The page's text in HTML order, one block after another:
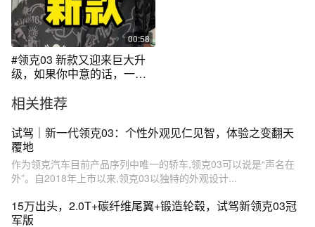
00:58
#领克03 新款又迎来巨大升
级，如果你中意的话，一定
相关推荐
试驾｜新一代领克03：个性外观见仁见智，体验之变翻天
覆地
作为领克汽车目前产品序列中唯一的轿车,领克03可以说是“声名在
外”。自2018年上市以来,领克03以独特的外观设计...
15万出头，2.0T+碳纤维尾翼+锻造轮毂，试驾新领克03冠
军版